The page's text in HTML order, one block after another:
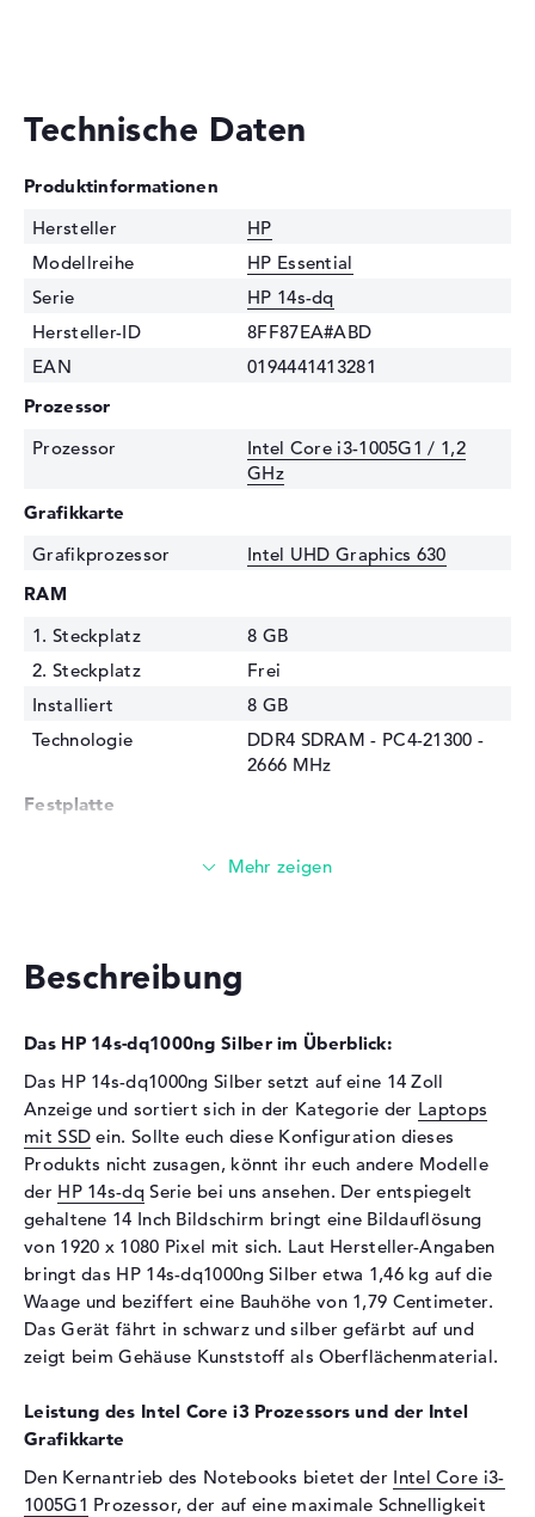
Technische Daten
Produktinformationen
Hersteller
HP
Modellreihe
HP Essential
Serie
HP 14s-dq
Hersteller-ID
8FF87EA#ABD
EAN
0194441413281
Prozessor
Prozessor
Intel Core i3-1005G1 / 1,2
GHz
Grafikkarte
Grafikprozessor
Intel UHD Graphics 630
RAM
1. Steckplatz
8 GB
2. Steckplatz
Frei
Installiert
8 GB
Technologie
DDR4 SDRAM - PC4-21300 -
2666 MHz
Festplatte
Laufwerks-Typ
Display-Typ
14" TFT
Max. Auflösung
1920 x 1080
Auflösungstyp
Full-HD
Besonderheiten
Display, entspiegelt, LED-
Hintergrundbeleuchtung, IPS
Panel
Kartenleser
Unterstützte Flash-
Speicherkarten
SD-Kartenleser für Medien
verschiedener Formate
Mikrofon
vorhanden
Sensorauflösung
0,9 MP
Beschreibung
Das HP 14s-dq1000ng Silber im Überblick:
Das HP 14s-dq1000ng Silber setzt auf eine 14 Zoll
Anzeige und sortiert sich in der Kategorie der Laptops
mit SSD ein. Sollte euch diese Konfiguration dieses
Produkts nicht zusagen, könnt ihr euch andere Modelle
der HP 14s-dqSerie bei uns ansehen. Der entspiegelt
gehaltene 14 Inch Bildschirm bringt eine Bildauflösung
von 1920 x 1080 Pixel mit sich. Laut Hersteller-Angaben
bringt das HP 14s-dq1000ng Silber etwa 1,46 kg auf die
Waage und beziffert eine Bauhöhe von 1,79 Centimeter.
Das Gerät fährt in schwarz und silber gefärbt auf und
zeigt beim Gehäuse Kunststoff als Oberflächenmaterial.
Leistung des Intel Core i3 Prozessors und der Intel
Grafikkarte
Den Kernantrieb des Notebooks bietet der Intel Core i3-
1005G1 Prozessor, der auf eine maximale Schnelligkeit